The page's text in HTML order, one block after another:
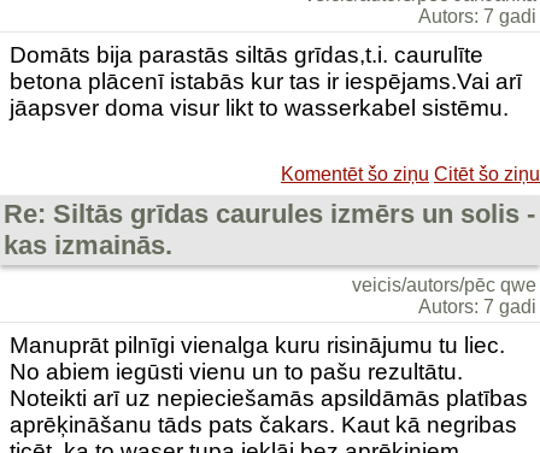
Autors: 7 gadi
Domāts bija parastās siltās grīdas,t.i. caurulīte
betona plācenī istabās kur tas ir iespējams.Vai arī
jāapsver doma visur likt to wasserkabel sistēmu.
Komentēt šo ziņu Citēt šo ziņu
Re: Siltās grīdas caurules izmērs un solis -
kas izmainās.
veicis/autors/pēc qwe
Autors: 7 gadi
Manuprāt pilnīgi vienalga kuru risinājumu tu liec.
No abiem iegūsti vienu un to pašu rezultātu.
Noteikti arī uz nepieciešamās apsildāmās platības
aprēķināšanu tāds pats čakars. Kaut kā negribas